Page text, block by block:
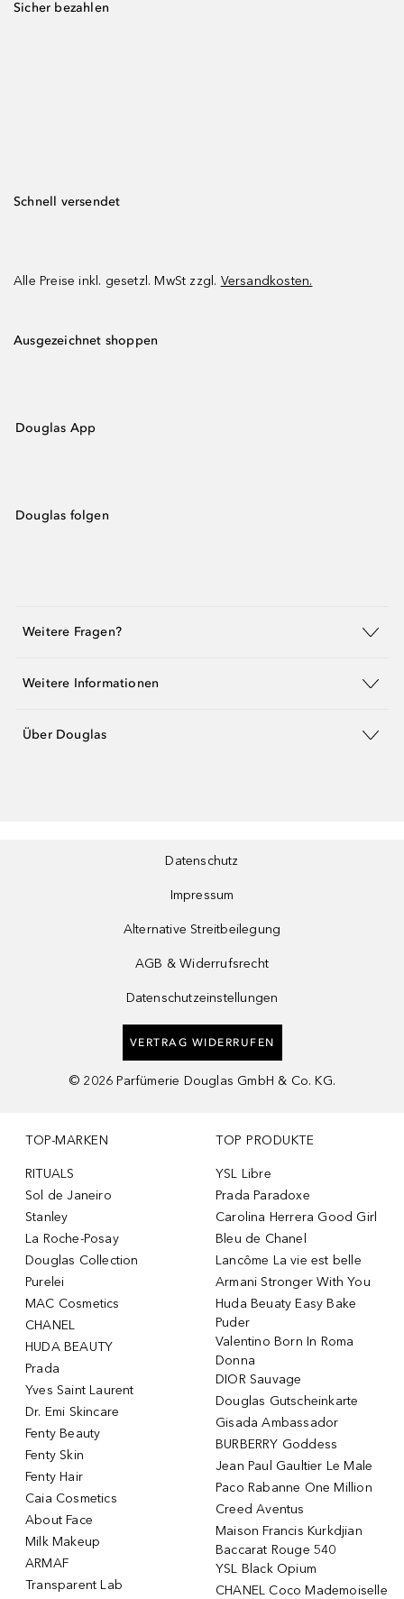
Sicher bezahlen
Schnell versendet
Alle Preise inkl. gesetzl. MwSt zzgl. Versandkosten.
Ausgezeichnet shoppen
Douglas App
Douglas folgen
Weitere Fragen?
Weitere Informationen
Über Douglas
Datenschutz
Impressum
Alternative Streitbeilegung
AGB & Widerrufsrecht
Datenschutzeinstellungen
VERTRAG WIDERRUFEN
© 2026 Parfümerie Douglas GmbH & Co. KG.
TOP-MARKEN
RITUALS
Sol de Janeiro
Stanley
La Roche-Posay
Douglas Collection
Purelei
MAC Cosmetics
CHANEL
HUDA BEAUTY
Prada
Yves Saint Laurent
Dr. Emi Skincare
Fenty Beauty
Fenty Skin
Fenty Hair
Caia Cosmetics
About Face
Milk Makeup
ARMAF
Transparent Lab
TOP PRODUKTE
YSL Libre
Prada Paradoxe
Carolina Herrera Good Girl
Bleu de Chanel
Lancôme La vie est belle
Armani Stronger With You
Huda Beuaty Easy Bake
Puder
Valentino Born In Roma
Donna
DIOR Sauvage
Douglas Gutscheinkarte
Gisada Ambassador
BURBERRY Goddess
Jean Paul Gaultier Le Male
Paco Rabanne One Million
Creed Aventus
Maison Francis Kurkdjian
Baccarat Rouge 540
YSL Black Opium
CHANEL Coco Mademoiselle